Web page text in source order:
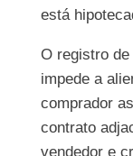
está
O registro
impede a
comprador
contrato
vendedor e